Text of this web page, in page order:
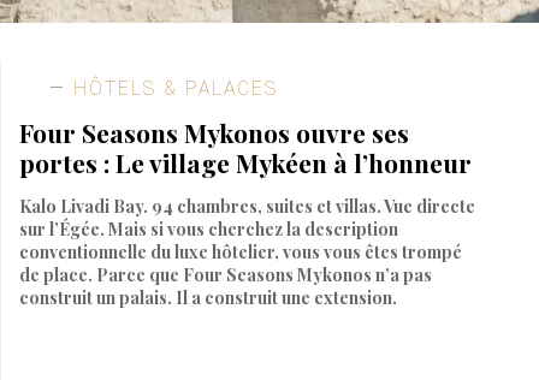
HÔTELS & PALACES
Four Seasons Mykonos ouvre ses
portes : Le village Mykéen à l’honneur
Kalo Livadi Bay. 94 chambres, suites et villas. Vue directe
sur l’Égée. Mais si vous cherchez la description
conventionnelle du luxe hôtelier, vous vous êtes trompé
de place. Parce que Four Seasons Mykonos n’a pas
construit un palais. Il a construit une extension.